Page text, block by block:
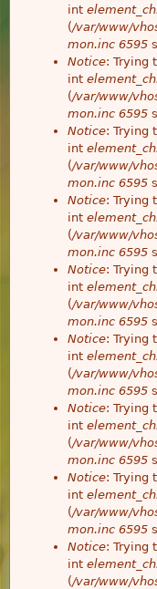
int
(/var/www/
mon.inc 6595
Notice: Trying
int
(/var/www/
mon.inc 6595
Notice: Trying
int
(/var/www/
mon.inc 6595
Notice: Trying
int
(/var/www/
mon.inc 6595
Notice: Trying
int
(/var/www/
mon.inc 6595
Notice: Trying
int
(/var/www/
mon.inc 6595
Notice: Trying
int
(/var/www/
mon.inc 6595
Notice: Trying
int
(/var/www/
mon.inc 6595
Notice: Trying
int
(/var/www/